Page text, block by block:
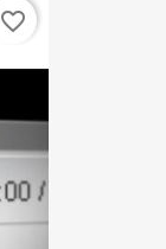
favorite_border